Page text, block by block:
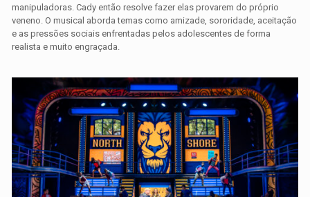
manipuladoras. Cady então resolve fazer elas provarem do próprio
veneno. O musical aborda temas como amizade, sororidade, aceitação
e as pressões sociais enfrentadas pelos adolescentes de forma
realista e muito engraçada.